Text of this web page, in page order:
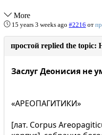
More
15 years 3 weeks ago #2216 от
простой replied the topic:
Заслуг Деонисия не
«АРЕОПАГИТИКИ»
[лат. Сorpus